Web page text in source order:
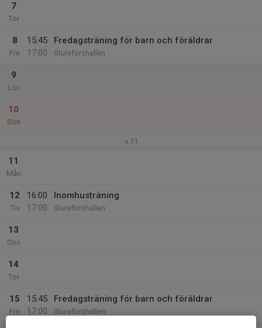
7
Tor
8
Fre
15:45
17:00
Fredagsträning för barn och föräldrar
Stureforshallen
9
Lör
10
Sön
v.11
11
Mån
12
Tis
16:00
17:00
Inomhusträning
Stureforshallen
13
Ons
14
Tor
15
Fre
15:45
17:00
Fredagsträning för barn och föräldrar
Stureforshallen